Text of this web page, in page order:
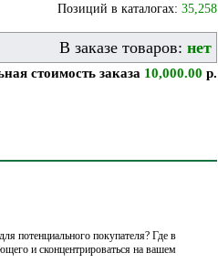
В заказе товаров: нет
стоимость заказа 10,000.00 р.
Позиций в каталогах: 35,258
потенциального покупателя? Где в
и сконцентрироваться на вашем